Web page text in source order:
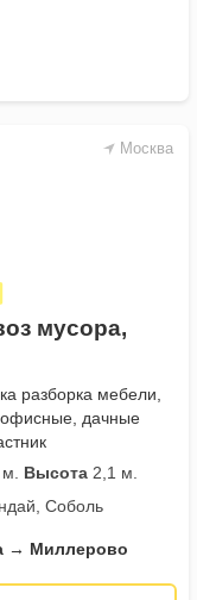
Москва
мусора,
разборка мебели,
офисные, дачные
Высота 2,1 м.
Соболь
→ Миллерово